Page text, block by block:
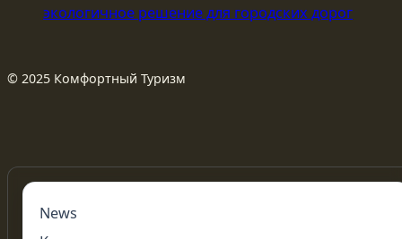
экологичное решение для городских дорог
© 2025 Комфортный Туризм
News